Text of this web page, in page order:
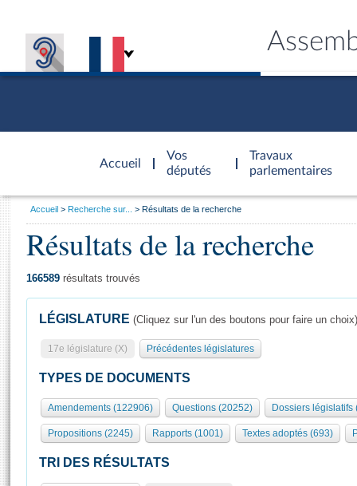
Accueil
d'accueil
Vos
députés
Travaux
parlementaires
Présidence
577 députés
Groupes politiques
Séance publique
Commissions et autres organes
Europe et International
Général
Rôle et pouvoirs de l'Assemblée
Organisation de l'Assemblée
Présidence Conférence des Présidents Bureau Collège des
Visiter l'Assemblée
Visite virtuelle du palais Bourbon
Assister à une séance
Vous
Accueil Recherche sur... Résultats de la recherche
Résultats de la recherche
166589 résultats trouvés
LÉGISLATURE (Cliquez sur l'un des boutons pour faire un choix)
17e législature (X) Précédentes législatures
TYPES DE DOCUMENTS
Amendements (122906) Questions (20252) Dossiers législatifs
Propositions (2245) Rapports (1001) Textes adoptés (693)
TRI DES RÉSULTATS